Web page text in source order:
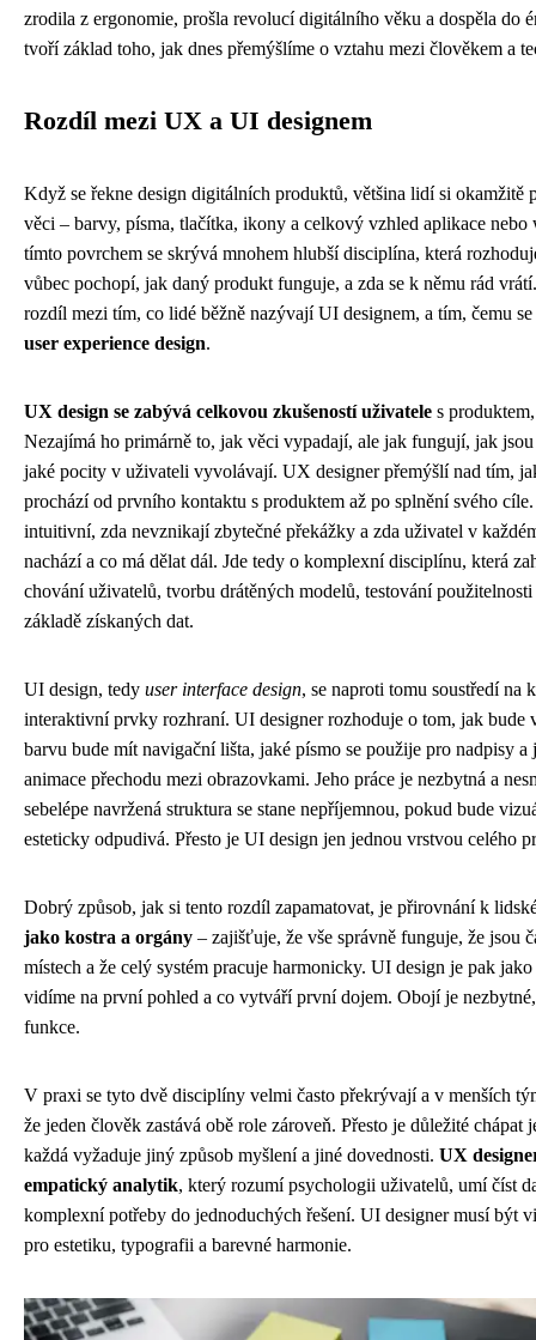
zrodila z ergonomie, prošla revolucí digitálního věku a dospěla do
tvoří základ toho, jak dnes přemýšlíme o vztahu mezi člověkem a
Rozdíl mezi UX a UI designem
Když se řekne design digitálních produktů, většina lidí si okamžitě
věci – barvy, písma, tlačítka, ikony a celkový vzhled aplikace nebo
tímto povrchem se skrývá mnohem hlubší disciplína, která
vůbec pochopí, jak daný produkt funguje, a zda se k němu rád
rozdíl mezi tím, co lidé běžně nazývají UI designem, a tím, čemu
user experience design.
UX design se zabývá celkovou zkušeností uživatele s
Nezajímá ho primárně to, jak věci vypadají, ale jak fungují, jak
jaké pocity v uživateli vyvolávají. UX designer přemýšlí nad tím,
prochází od prvního kontaktu s produktem až po splnění svého cíle.
intuitivní, zda nevznikají zbytečné překážky a zda uživatel v
nachází a co má dělat dál. Jde tedy o komplexní disciplínu, která
chování uživatelů, tvorbu drátěných modelů, testování použitelnosti
základě získaných dat.
UI design, tedy user interface design, se naproti tomu soustředí na
interaktivní prvky rozhraní. UI designer rozhoduje o tom, jak bude
barvu bude mít navigační lišta, jaké písmo se použije pro nadpisy a
animace přechodu mezi obrazovkami. Jeho práce je nezbytná a
sebelépe navržená struktura se stane nepříjemnou, pokud bude
esteticky odpudivá. Přesto je UI design jen jednou vrstvou celého
Dobrý způsob, jak si tento rozdíl zapamatovat, je přirovnání k
jako kostra a orgány – zajišťuje, že vše správně funguje, že jsou
místech a že celý systém pracuje harmonicky. UI design je pak
vidíme na první pohled a co vytváří první dojem. Obojí je
funkce.
V praxi se tyto dvě disciplíny velmi často překrývají a v menších
že jeden člověk zastává obě role zároveň. Přesto je důležité chápat
každá vyžaduje jiný způsob myšlení a jiné dovednosti. UX
empatický analytik, který rozumí psychologii uživatelů, umí číst
komplexní potřeby do jednoduchých řešení. UI designer musí být
pro estetiku, typografii a barevné harmonie.